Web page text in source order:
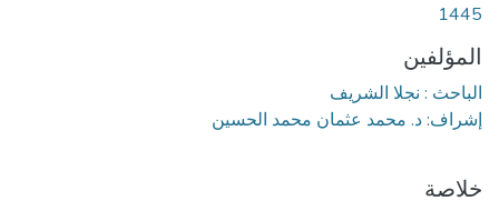
1445
المؤلفين
الباحث : نجلا الشريف
إشراف: د. محمد عثمان محمد الحسين
خلاصة